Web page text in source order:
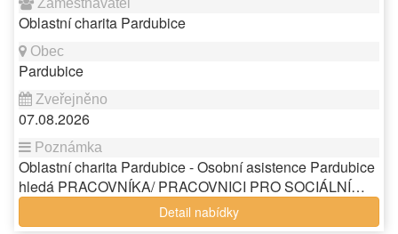
Oblastní charita Pardubice
Pardubice
07.08.2026
Oblastní charita Pardubice - Osobní asistence Pardubice
hledá PRACOVNÍKA/ PRACOVNICI PRO SOCIÁLNÍ…
Detail nabídky